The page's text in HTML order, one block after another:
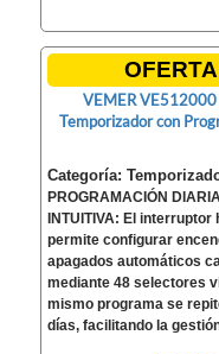
VEMER
Temporizador con
Categoría:
PROGRAMACIÓN
INTUITIVA: El interruptor
permite configurar
apagados automáticos
mediante 48 selectores
mismo programa se
días, facilitando la